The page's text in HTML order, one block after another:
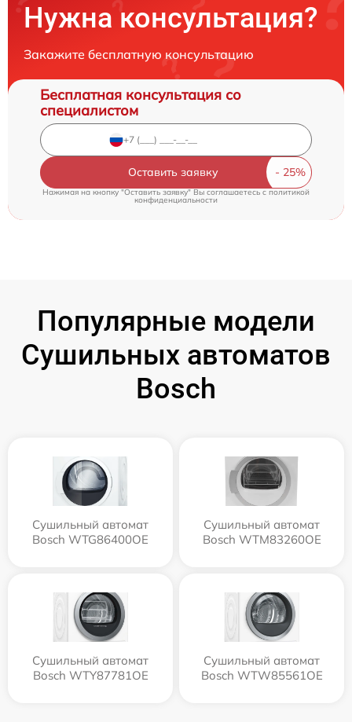
Нужна консультация?
Закажите бесплатную консультацию
Бесплатная консультация со
специалистом
Оставить заявку
Нажимая на кнопку "Оставить заявку" Вы соглашаетесь cполитикой
конфиденциальности
Популярные модели
Сушильных автоматов
Bosch
Сушильный автомат
Bosch WTG86400OE
Сушильный автомат
Bosch WTM83260OE
Сушильный автомат
Bosch WTY87781OE
Сушильный автомат
Bosch WTW85561OE